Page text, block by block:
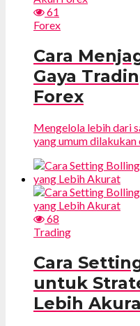
61
Forex
Cara
Gaya
Forex
Mengelola lebih dari
yang umum dilakukan
68
Trading
Cara
untuk
Lebih